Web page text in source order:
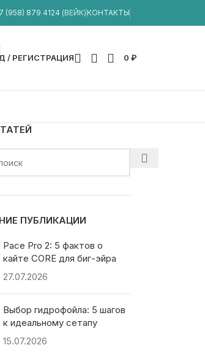
(958) 879 4124 (ВЕЙК) КОНТАКТЫ
/ РЕГИСТРАЦИЯ 0 ₽
ПУБЛИКАЦИИ
Pace Pro 2: 5 фактов о
кайте CORE для биг-эйра
27.07.2026
Выбор гидрофойла: 5 шагов
к идеальному сетапу
15.07.2026